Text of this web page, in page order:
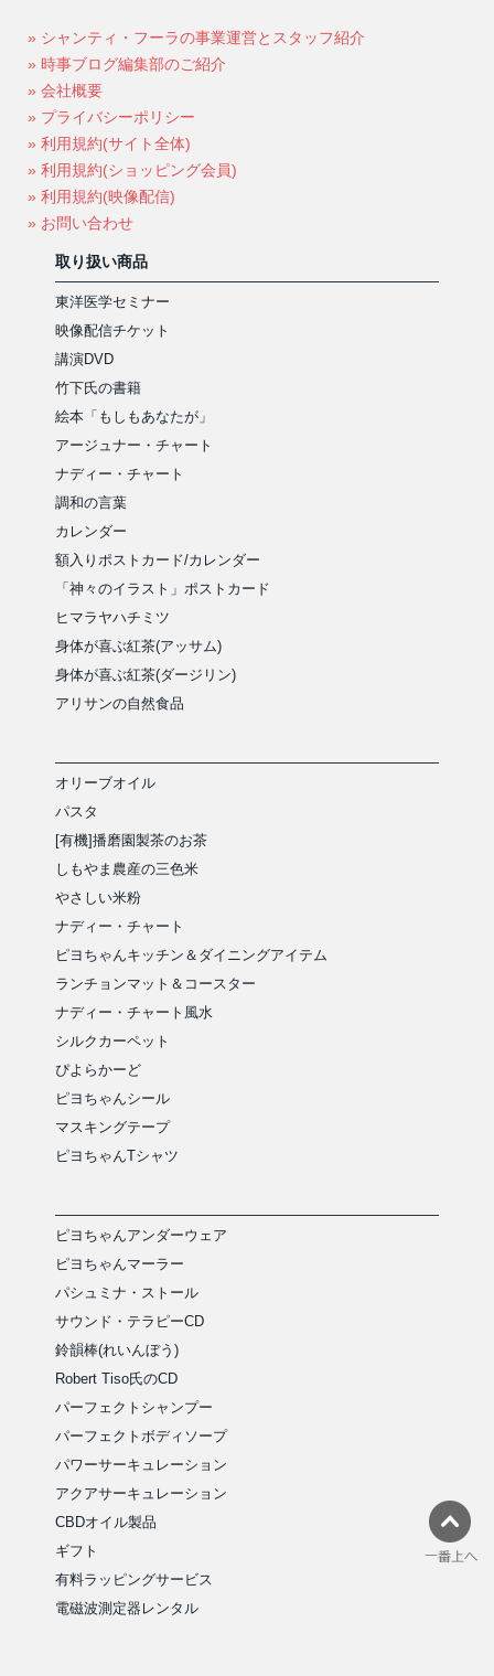
» シャンティ・フーラの事業運営とスタッフ紹介
» 時事ブログ編集部のご紹介
» 会社概要
» プライバシーポリシー
» 利用規約(サイト全体)
» 利用規約(ショッピング会員)
» 利用規約(映像配信)
» お問い合わせ
取り扱い商品
東洋医学セミナー
映像配信チケット
講演DVD
竹下氏の書籍
絵本「もしもあなたが」
アージュナー・チャート
ナディー・チャート
調和の言葉
カレンダー
額入りポストカード/カレンダー
「神々のイラスト」ポストカード
ヒマラヤハチミツ
身体が喜ぶ紅茶(アッサム)
身体が喜ぶ紅茶(ダージリン)
アリサンの自然食品
オリーブオイル
パスタ
[有機]播磨園製茶のお茶
しもやま農産の三色米
やさしい米粉
ナディー・チャート
ピヨちゃんキッチン＆ダイニングアイテム
ランチョンマット＆コースター
ナディー・チャート風水
シルクカーペット
ぴよらかーど
ピヨちゃんシール
マスキングテープ
ピヨちゃんTシャツ
ピヨちゃんアンダーウェア
ピヨちゃんマーラー
パシュミナ・ストール
サウンド・テラピーCD
鈴韻棒(れいんぼう)
Robert Tiso氏のCD
パーフェクトシャンプー
パーフェクトボディソープ
パワーサーキュレーション
アクアサーキュレーション
CBDオイル製品
ギフト
有料ラッピングサービス
電磁波測定器レンタル